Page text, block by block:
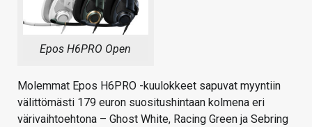
Epos H6PRO Open
Molemmat Epos H6PRO -kuulokkeet sapuvat myyntiin
välittömästi 179 euron suositushintaan kolmena eri
värivaihtoehtona – Ghost White, Racing Green ja Sebring